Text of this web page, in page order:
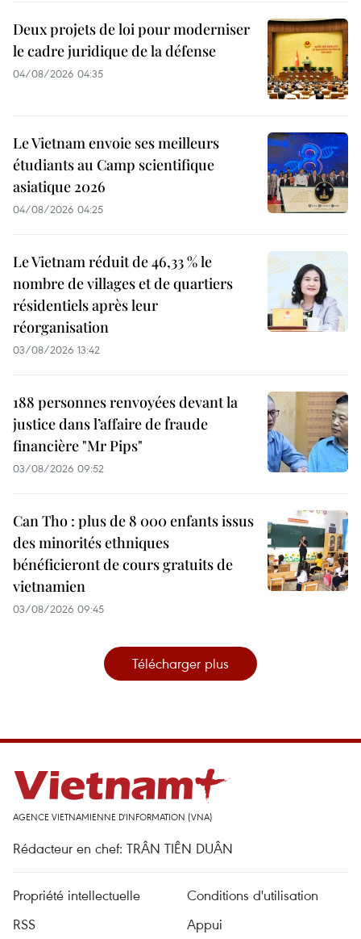
Deux projets de loi pour moderniser
le cadre juridique de la défense
04/08/2026 04:35
Le Vietnam envoie ses meilleurs
étudiants au Camp scientifique
asiatique 2026
04/08/2026 04:25
Le Vietnam réduit de 46,33 % le
nombre de villages et de quartiers
résidentiels après leur
réorganisation
03/08/2026 13:42
188 personnes renvoyées devant la
justice dans l’affaire de fraude
financière "Mr Pips"
03/08/2026 09:52
Can Tho : plus de 8 000 enfants issus
des minorités ethniques
bénéficieront de cours gratuits de
vietnamien
03/08/2026 09:45
Télécharger plus
AGENCE VIETNAMIENNE D'INFORMATION (VNA)
Rédacteur en chef: TRÂN TIÊN DUÂN
Propriété intellectuelle
Conditions d'utilisation
RSS
Appui